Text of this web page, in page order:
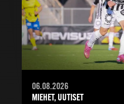
06.08.2026
MIEHET, UUTISET